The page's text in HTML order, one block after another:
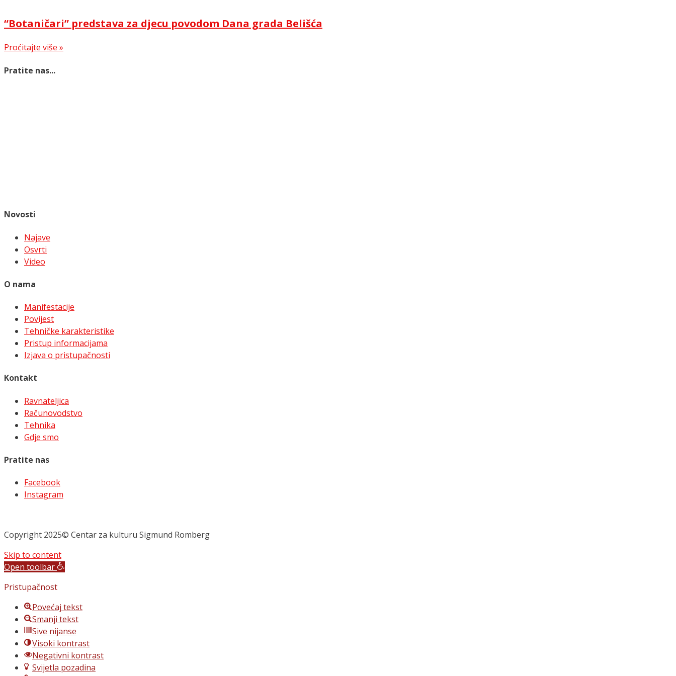
“Botaničari” predstava za djecu povodom Dana grada Belišća
Proćitajte više »
Pratite nas...
Novosti
Najave
Osvrti
Video
O nama
Manifestacije
Povijest
Tehničke karakteristike
Pristup informacijama
Izjava o pristupačnosti
Kontakt
Ravnateljica
Računovodstvo
Tehnika
Gdje smo
Pratite nas
Facebook
Instagram
Copyright 2025© Centar za kulturu Sigmund Romberg
Skip to content
Open toolbar
Pristupačnost
Povećaj tekst
Smanji tekst
Sive nijanse
Visoki kontrast
Negativni kontrast
Svijetla pozadina